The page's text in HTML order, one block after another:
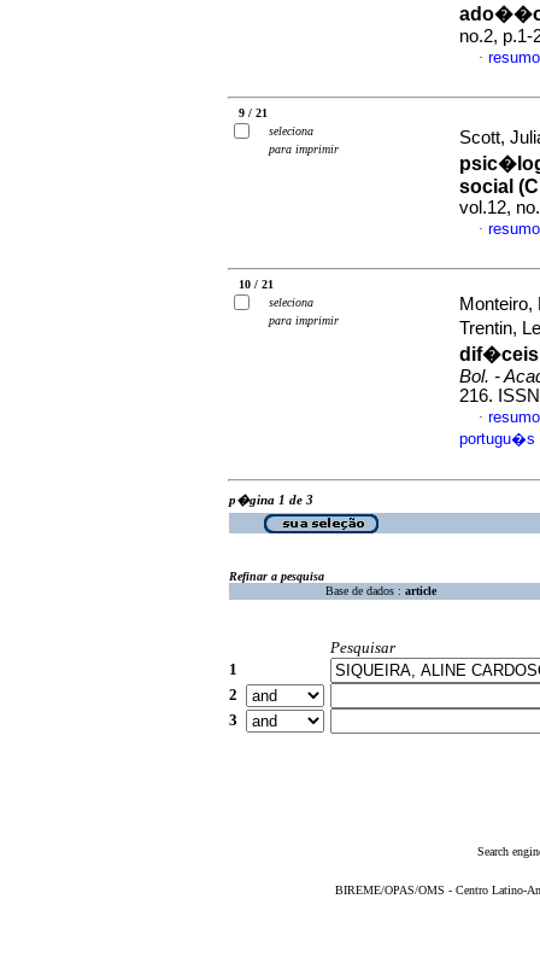
no.2, p.1-
·
9 / 21
seleciona
para imprimir
Scott,
social
vol.12,
·
10 / 21
seleciona
para imprimir
Monteiro,
Trentin,
dif�ceis
Bol. -
216.
·
portugu�s
p�gina 1 de 3
Refinar a pesquisa
Base de dados : article
Pesquisar
1
2
3
Search
BIREME/OPAS/OMS - Centro Latino-